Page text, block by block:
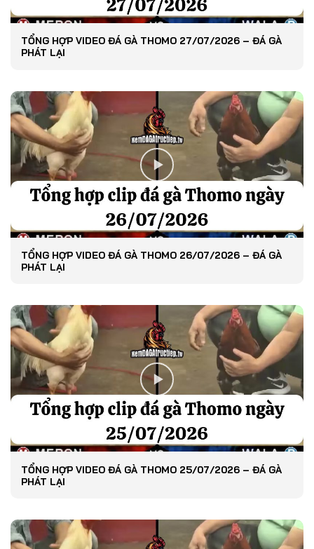
TỔNG HỢP VIDEO ĐÁ GÀ THOMO 27/07/2026 – ĐÁ GÀ
PHÁT LẠI
TỔNG HỢP VIDEO ĐÁ GÀ THOMO 26/07/2026 – ĐÁ GÀ
PHÁT LẠI
TỔNG HỢP VIDEO ĐÁ GÀ THOMO 25/07/2026 – ĐÁ GÀ
PHÁT LẠI